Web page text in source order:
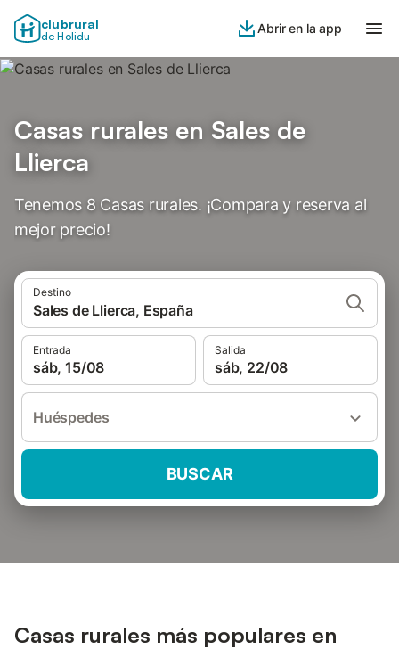
clubrural
de Holidu
Abrir en la app
Casas rurales en Sales de
Llierca
Tenemos 8 Casas rurales. ¡Compara y reserva al
mejor precio!
Destino
Sales de Llierca, España
Entrada
sáb, 15/08
Salida
sáb, 22/08
Huéspedes
BUSCAR
Casas rurales más populares en